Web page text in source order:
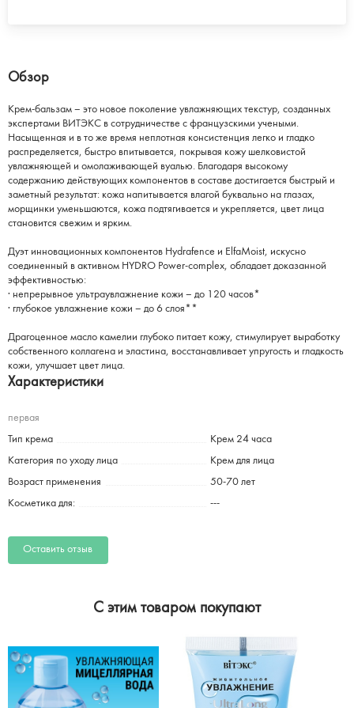
Обзор
Крем-бальзам – это новое поколение увлажняющих текстур, созданных
экспертами ВИТЭКС в сотрудничестве с французскими учеными.
Насыщенная и в то же время неплотная консистенция легко и гладко
распределяется, быстро впитывается, покрывая кожу шелковистой
увлажняющей и омолаживающей вуалью. Благодаря высокому
содержанию действующих компонентов в составе достигается быстрый и
заметный результат: кожа напитывается влагой буквально на глазах,
морщинки уменьшаются, кожа подтягивается и укрепляется, цвет лица
становится свежим и ярким.
Дуэт инновационных компонентов Hydrafence и ElfaMoist, искусно
соединенный в активном HYDRO Power-complex, обладает доказанной
эффективностью:
· непрерывное ультраувлажнение кожи – до 120 часов*
· глубокое увлажнение кожи – до 6 слоя**
Драгоценное масло камелии глубоко питает кожу, стимулирует выработку
собственного коллагена и эластина, восстанавливает упругость и гладкость
кожи, улучшает цвет лица.
Характеристики
первая
Тип крема Крем 24 часа
Категория по уходу лица Крем для лица
Возраст применения 50-70 лет
Косметика для: ---
Оставить отзыв
C этим товаром покупают